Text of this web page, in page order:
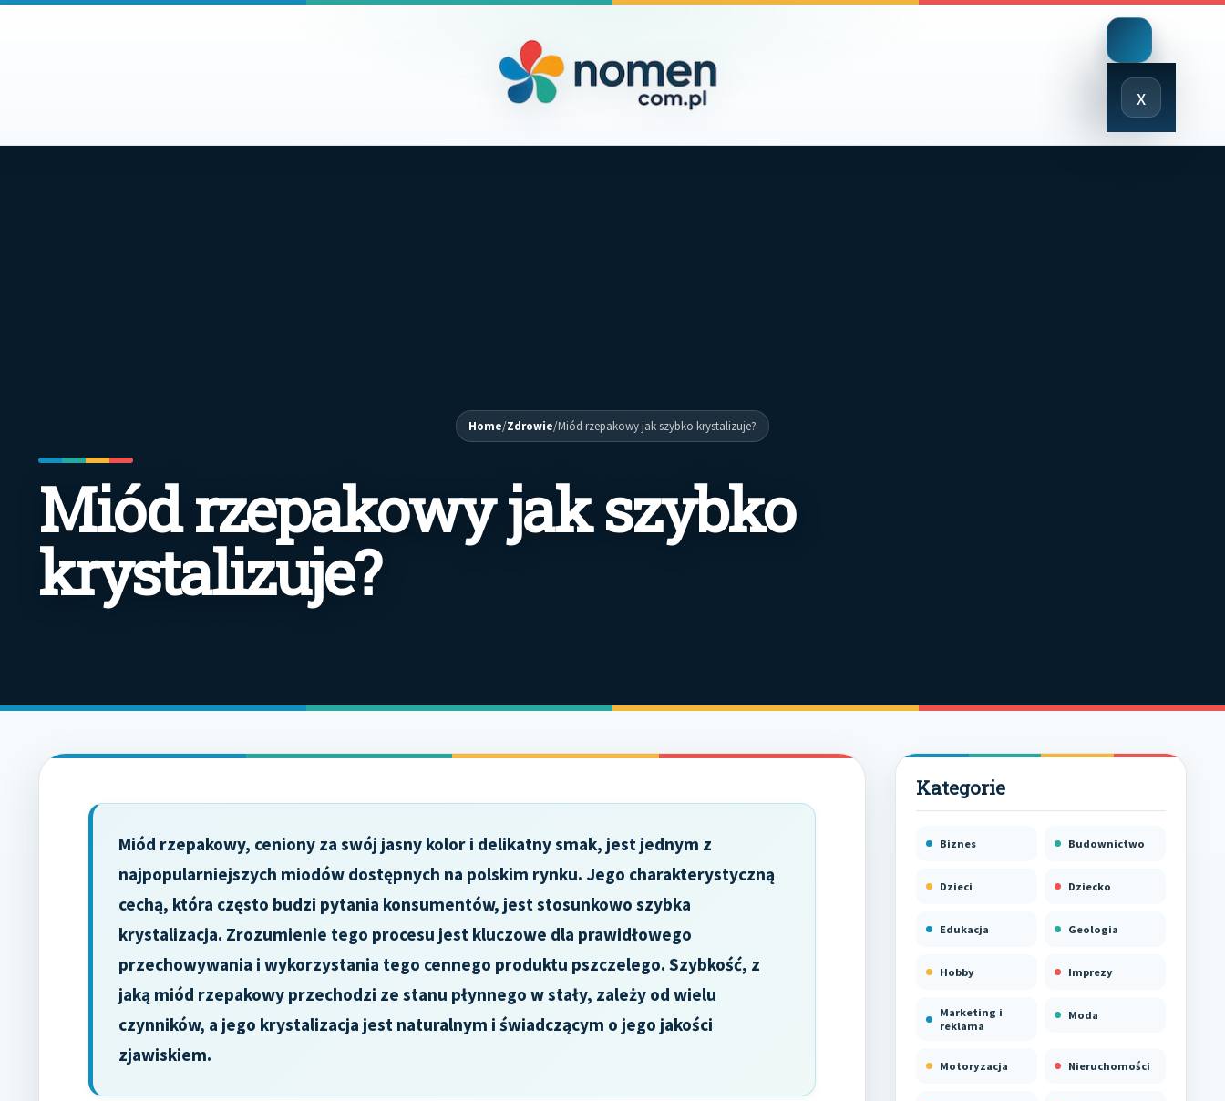
x
Close
Menu
Home/Zdrowie/Miód rzepakowy jak szybko krystalizuje?
Miód rzepakowy jak szybko
krystalizuje?
Miód rzepakowy, ceniony za swój jasny kolor i delikatny smak, jest jednym z
najpopularniejszych miodów dostępnych na polskim rynku. Jego charakterystyczną
cechą, która często budzi pytania konsumentów, jest stosunkowo szybka
krystalizacja. Zrozumienie tego procesu jest kluczowe dla prawidłowego
przechowywania i wykorzystania tego cennego produktu pszczelego. Szybkość, z
jaką miód rzepakowy przechodzi ze stanu płynnego w stały, zależy od wielu
czynników, a jego krystalizacja jest naturalnym i świadczącym o jego jakości
zjawiskiem.
Biznes Budownictwo
Dzieci Dziecko
Edukacja Geologia
Hobby Imprezy
Marketing i
reklama
Moda
Motoryzacja Nieruchomości